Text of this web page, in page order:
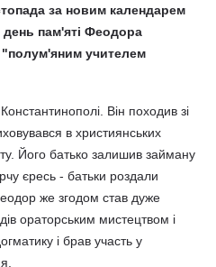
за новим календарем
пам'яті Феодора
учителем
Він походив зі
в християнських
Його батько залишив займану
єресь - батьки роздали
же згодом став дуже
ораторським мистецтвом і
і брав участь у